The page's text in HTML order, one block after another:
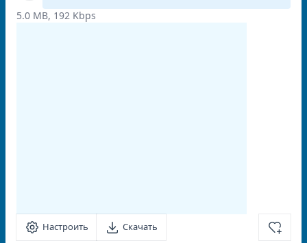
5.0 MB, 192 Kbps
Настроить Скачать